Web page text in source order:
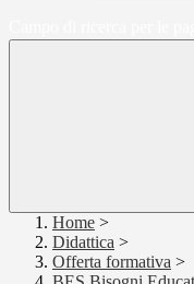
Home >
Didattica >
Offerta formativa >